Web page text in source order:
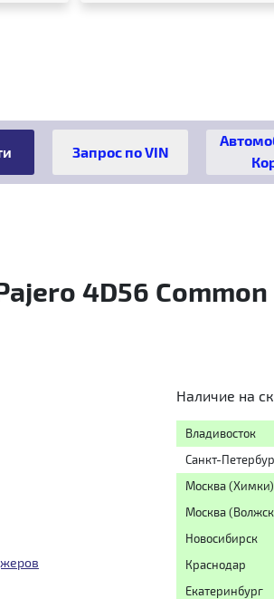
4D56 Common
Наличие на
Владивосток
Санкт-
Москва (Химки)
Москва
Новосибирск
Краснодар
Екатеринбург